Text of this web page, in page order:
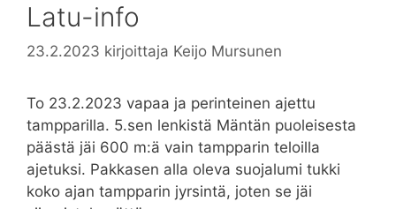
Latu-info
23.2.2023 kirjoittaja Keijo Mursunen
To 23.2.2023 vapaa ja perinteinen ajettu
tampparilla. 5.sen lenkistä Mäntän puoleisesta
päästä jäi 600 m:ä vain tampparin teloilla
ajetuksi. Pakkasen alla oleva suojalumi tukki
koko ajan tampparin jyrsintä, joten se jäi